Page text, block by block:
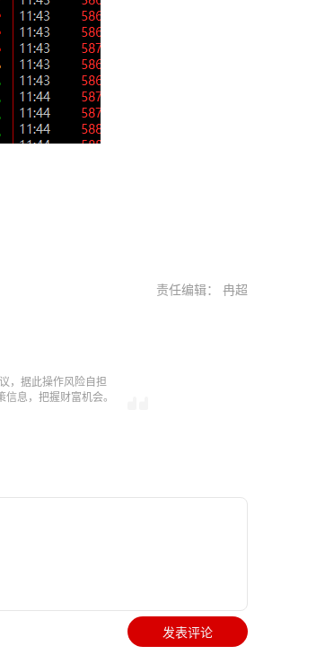
责任编辑： 冉超
，据此操作风险自担
息，把握财富机会。
发表评论